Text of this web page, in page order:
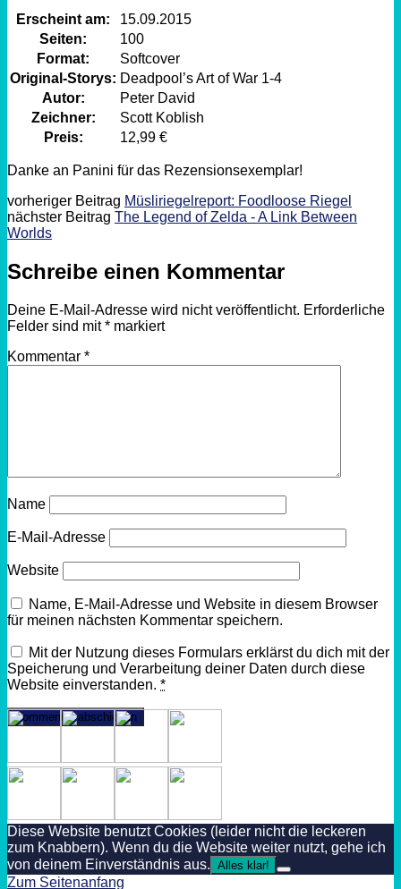
Erscheint am:
15.09.2015
Seiten:
100
Format:
Softcover
Original-Storys: Deadpool’s Art of War 1-4
Autor:
Peter David
Zeichner:
Scott Koblish
Preis:
12,99 €
Danke an Panini für das Rezensionsexemplar!
vorheriger Beitrag Müsliriegelreport: Foodloose Riegel
nächster Beitrag The Legend of Zelda - A Link Between
Worlds
Schreibe einen Kommentar
Deine E-Mail-Adresse wird nicht veröffentlicht. Erforderliche
Felder sind mit* markiert
Kommentar *
Name
E-Mail-Adresse
Website
Name, E-Mail-Adresse und Website in diesem Browser
für meinen nächsten Kommentar speichern.
Mit der Nutzung dieses Formulars erklärst du dich mit der
Speicherung und Verarbeitung deiner Daten durch diese
Website einverstanden. *
Diese Website benutzt Cookies (leider nicht die leckeren
zum Knabbern). Wenn du die Website weiter nutzt, gehe ich
von deinem Einverständnis aus. Alles klar!
Zum Seitenanfang